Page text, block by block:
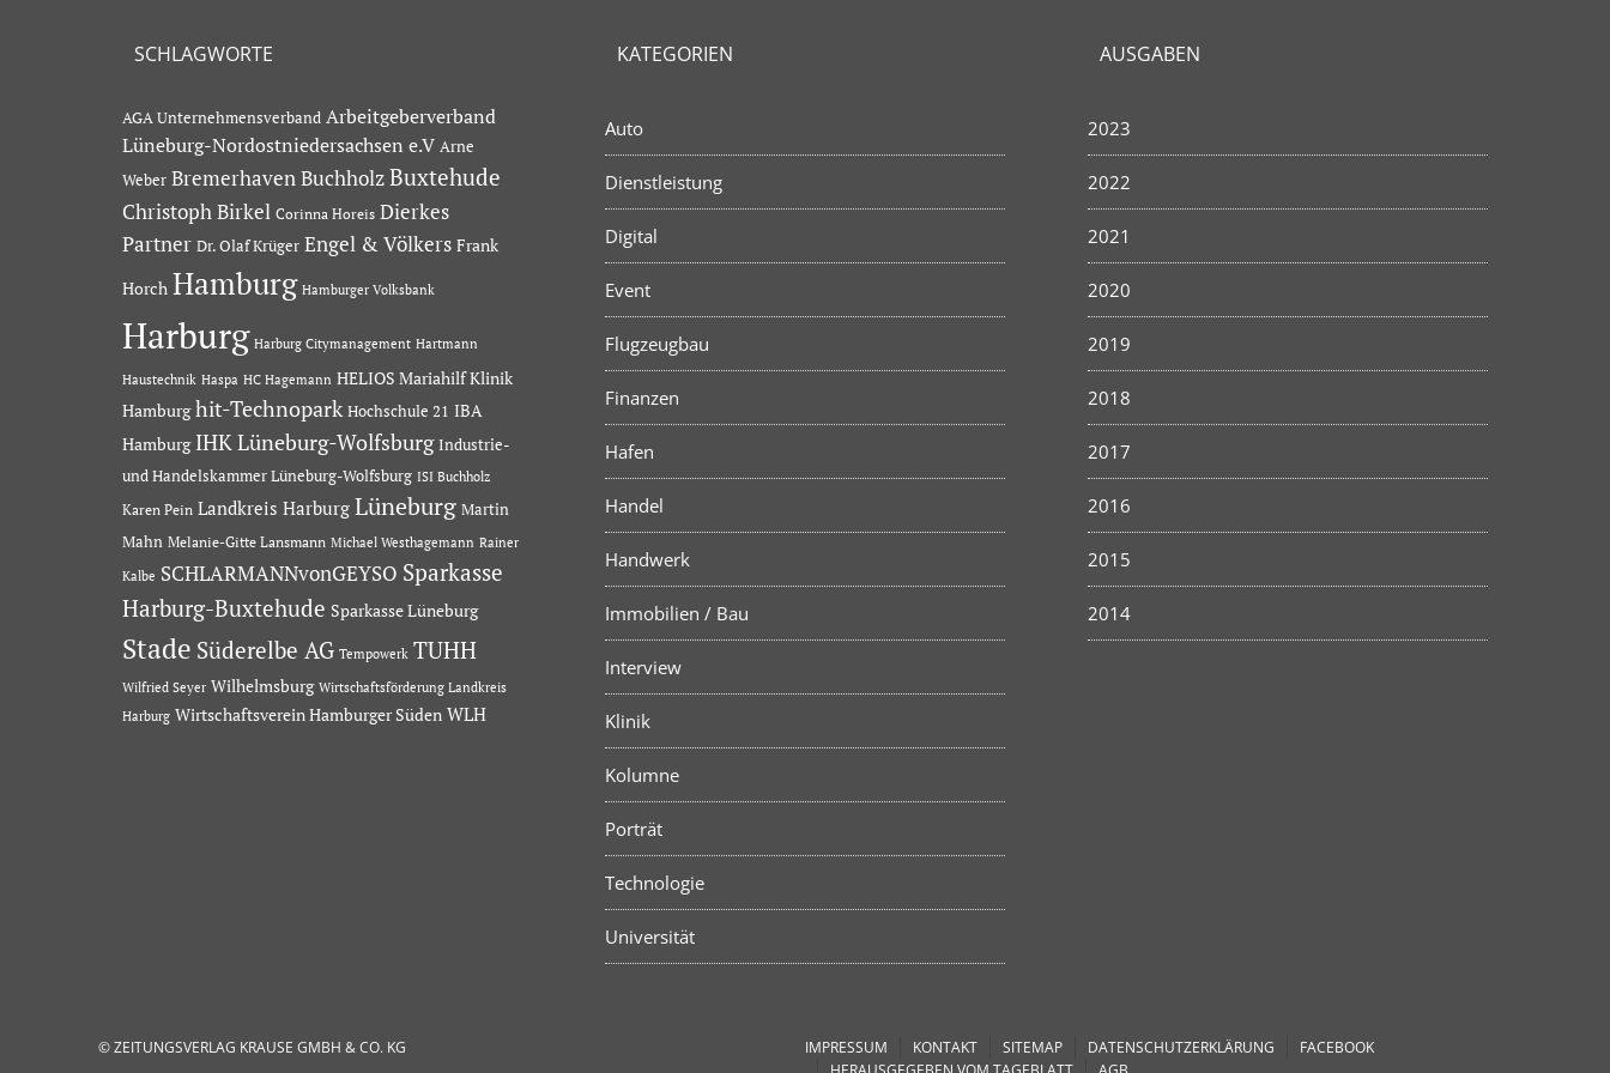
SCHLAGWORTE
AGA Unternehmensverband Arbeitgeberverband
Lüneburg-Nordostniedersachsen e.V Arne
Weber BremerhavenBuchholzBuxtehude
Christoph Birkel Corinna Horeis Dierkes
Partner Dr. Olaf Krüger Engel & Völkers Frank
Horch Hamburg Hamburger Volksbank
Harburg Harburg Citymanagement Hartmann
Haustechnik Haspa HC Hagemann HELIOS Mariahilf Klinik
Hamburg hit-Technopark Hochschule 21 IBA
Hamburg IHK Lüneburg-Wolfsburg Industrie-
und Handelskammer Lüneburg-Wolfsburg ISI Buchholz
Karen Pein Landkreis Harburg Lüneburg Martin
Mahn Melanie-Gitte Lansmann Michael Westhagemann Rainer
Kalbe SCHLARMANNvonGEYSO Sparkasse
Harburg-Buxtehude Sparkasse Lüneburg
Stade Süderelbe AG Tempowerk TUHH
Wilfried Seyer Wilhelmsburg Wirtschaftsförderung Landkreis
Harburg Wirtschaftsverein Hamburger Süden WLH
KATEGORIEN
Auto
Dienstleistung
Digital
Event
Flugzeugbau
Finanzen
Hafen
Handel
Handwerk
Immobilien / Bau
Interview
Klinik
Kolumne
Porträt
Technologie
Universität
AUSGABEN
2023
2022
2021
2020
2019
2018
2017
2016
2015
2014
IMPRESSUM KONTAKT SITEMAP DATENSCHUTZERKLÄRUNG
FACEBOOK
© ZEITUNGSVERLAG KRAUSE GMBH & CO. KG